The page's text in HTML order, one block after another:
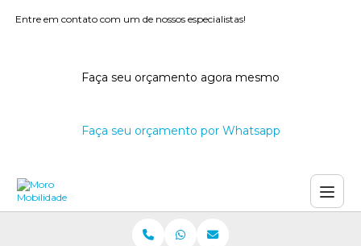
Entre em contato com um de nossos especialistas!
Faça seu orçamento agora mesmo
Faça seu orçamento por Whatsapp